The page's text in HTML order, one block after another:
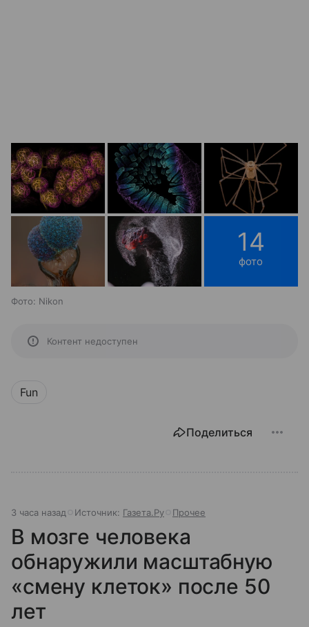
14
фото
Фото: Nikon
Контент недоступен
Fun
Поделиться
3 часа назад Источник: Газета.Ру Прочее
В мозге человека
обнаружили масштабную
«смену клеток» после 50
лет